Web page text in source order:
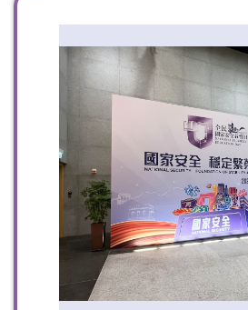
掃一掃關注我們的社交媒體
微信 微博